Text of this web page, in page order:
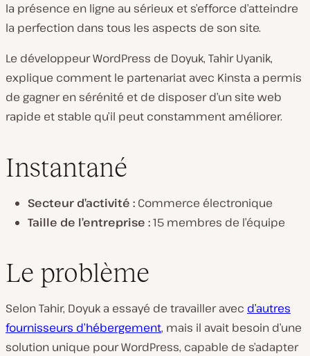
la présence en ligne au sérieux et s’efforce d’atteindre
la perfection dans tous les aspects de son site.
Le développeur WordPress de Doyuk, Tahir Uyanik,
explique comment le partenariat avec Kinsta a permis
de gagner en sérénité et de disposer d’un site web
rapide et stable qu’il peut constamment améliorer.
Instantané
Secteur d’activité : Commerce électronique
Taille de l’entreprise :15 membres de l’équipe
Le problème
Selon Tahir, Doyuk a essayé de travailler avec d’autres
fournisseurs d’hébergement, mais il avait besoin d’une
solution unique pour WordPress, capable de s’adapter